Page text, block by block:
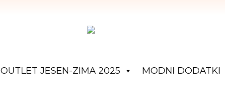
OUTLET JESEN-ZIMA 2025 MODNI DODATKI